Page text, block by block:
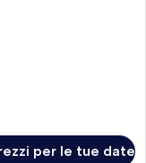
per le tue date